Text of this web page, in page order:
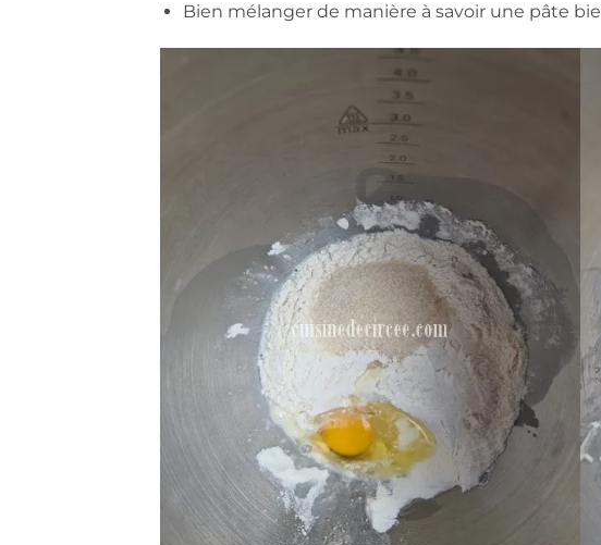
Bien mélanger de manière à savoir une pâte